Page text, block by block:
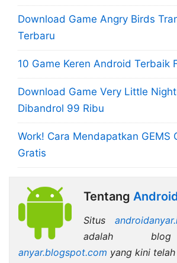
Download Game Angry Birds
Terbaru
10 Game Keren Android Terbaik
Download Game Very Little
Dibandrol 99 Ribu
Work! Cara Mendapatkan GEMS
Gratis
Tentang
Situs
adalah
anyar.blogspot.com yang kini